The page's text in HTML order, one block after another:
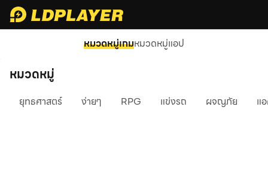
หมวดหมู่เกมหมวดหมู่แอป
หมวดหมู่
ยุทธศาสตร์ ง่ายๆ RPG แข่งรถ ผจญภัย แ